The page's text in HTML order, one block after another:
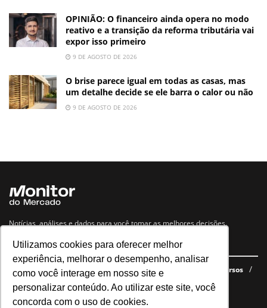
Utilizamos cookies para oferecer melhor
experiência, melhorar o desempenho, analisar
como você interage em nosso site e
personalizar conteúdo. Ao utilizar este site, você
concorda com o uso de cookies.
OPINIÃO: O financeiro ainda opera no modo
reativo e a transição da reforma tributária vai
expor isso primeiro
9 DE AGOSTO DE 2026
O brise parece igual em todas as casas, mas
um detalhe decide se ele barra o calor ou não
9 DE AGOSTO DE 2026
Notícias, análises e dados para você tomar as melhores decisões.
Navegue no site
Últimas notícias Quem somos E-books gratuitos
Cursos
Política de privacidade